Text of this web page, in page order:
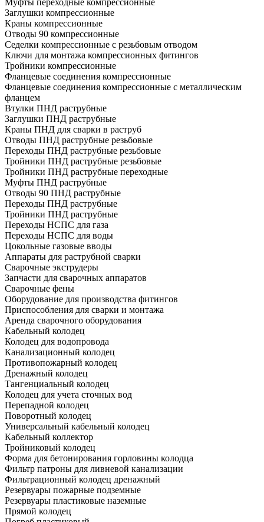
Муфты переходные компрессионные
Заглушки компрессионные
Краны компрессионные
Отводы 90 компрессионные
Седелки компрессионные с резьбовым отводом
Ключи для монтажа компрессионных фитингов
Тройники компрессионные
Фланцевые соединения компрессионные
Фланцевые соединения компрессионные с металлическим
фланцем
Втулки ПНД раструбные
Заглушки ПНД раструбные
Краны ПНД для сварки в раструб
Отводы ПНД раструбные резьбовые
Переходы ПНД раструбные резьбовые
Тройники ПНД раструбные резьбовые
Тройники ПНД раструбные переходные
Муфты ПНД раструбные
Отводы 90 ПНД раструбные
Переходы ПНД раструбные
Тройники ПНД раструбные
Переходы НСПС для газа
Переходы НСПС для воды
Цокольные газовые вводы
Аппараты для раструбной сварки
Сварочные экструдеры
Запчасти для сварочных аппаратов
Сварочные фены
Оборудование для производства фитингов
Приспособления для сварки и монтажа
Аренда сварочного оборудования
Кабельный колодец
Колодец для водопровода
Канализационный колодец
Противопожарный колодец
Дренажный колодец
Тангенциальный колодец
Колодец для учета сточных вод
Перепадной колодец
Поворотный колодец
Универсальный кабельный колодец
Кабельный коллектор
Тройниковый колодец
Форма для бетонирования горловины колодца
Фильтр патроны для ливневой канализации
Фильтрационный колодец дренажный
Резервуары пожарные подземные
Резервуары пластиковые наземные
Прямой колодец